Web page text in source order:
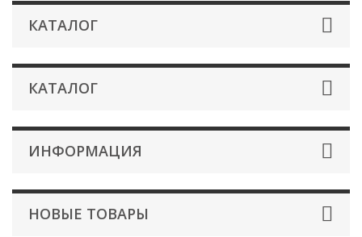
КАТАЛОГ
КАТАЛОГ
ИНФОРМАЦИЯ
НОВЫЕ ТОВАРЫ